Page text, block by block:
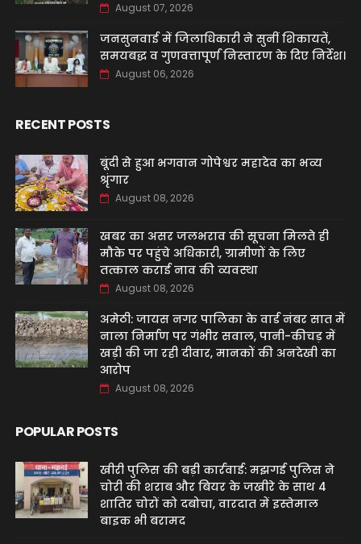
August 07, 2026
जनसुनवाई में जिलाधिकारी ने सुनीं शिकायतें,
समयबद्ध व गुणवत्तापूर्ण निस्तारण के दिए निर्देश।
August 06, 2026
RECENT POSTS
बूंदी से हुआ भगवान गोपेश्वर महादेव का भव्य
श्रृंगार
August 08, 2026
खबर का असर जलभराव की सूचना मिलते ही
मौके पर पहुंचे अधिकारी, ग्रामीणों के लिए
तत्काल कराई नाव की व्यवस्था
August 08, 2026
अमेठी: जायस नगर पालिका के वार्ड नंबर सात में
नाला निर्माण पर गंभीर सवाल, पानी-कीचड़ में
खड़ी की जा रही दीवार, मानकों की अनदेखी का
आरोप
August 08, 2026
POPULAR POSTS
खीरी पुलिस की बड़ी कार्रवाई: मझगई पुलिस ने
चोरी की शराब और बियर के जखीरे के साथ 4
शातिर चोरों को दबोचा, वारदात में इस्तेमाल
बाइक भी बरामद